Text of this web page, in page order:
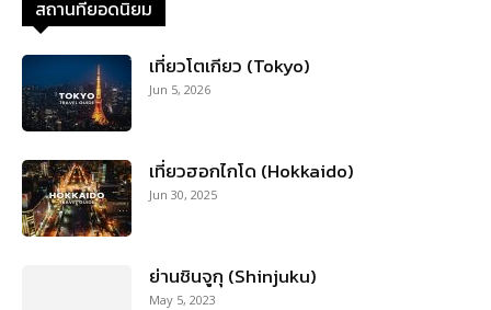
สถานที่ยอดนิยม
เที่ยวโตเกียว (Tokyo)
Jun 5, 2026
เที่ยวฮอกไกโด (Hokkaido)
Jun 30, 2025
ย่านชินจูกุ (Shinjuku)
May 5, 2023